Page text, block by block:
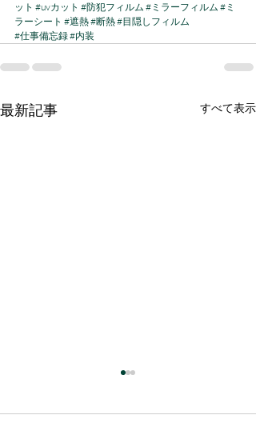
ット #uvカット #防犯フィルム #ミラーフィルム #ミ
ラーシート #遮熱#断熱#目隠しフィルム
#仕事備忘録#内装
最新記事 すべて表示